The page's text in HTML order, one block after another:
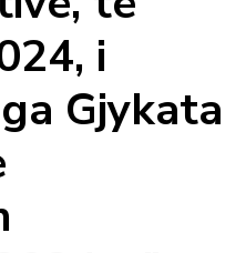
i
Gjykata